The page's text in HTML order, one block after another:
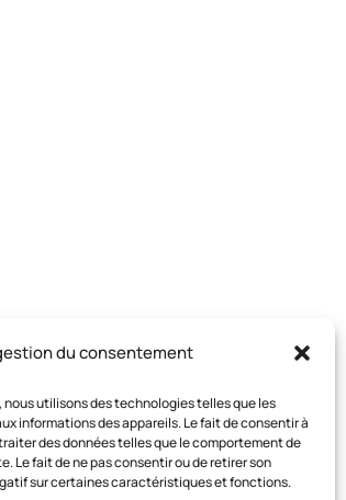
du consentement
utilisons des technologies telles que les
informations des appareils. Le fait de consentir à
des données telles que le comportement de
Le fait de ne pas consentir ou de retirer son
sur certaines caractéristiques et fonctions.